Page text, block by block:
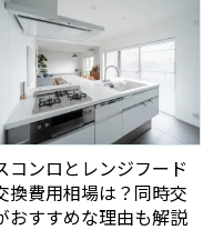
コンロとレンジフード
換費用相場は？同時交
おすすめな理由も解説